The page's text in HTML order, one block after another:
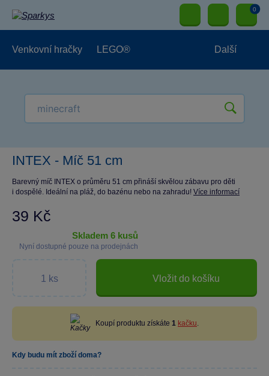
0
Venkovní hračky LEGO® Další
INTEX - Míč 51 cm
Barevný míč INTEX o průměru 51 cm přináší skvělou zábavu pro děti
i dospělé. Ideální na pláž, do bazénu nebo na zahradu! Více informací
39 Kč
skladem 6 kusů
Nyní dostupné pouze na prodejnách
Vložit do košíku
Koupí produktu získáte 1 kačku.
Kdy budu mít zboží doma?